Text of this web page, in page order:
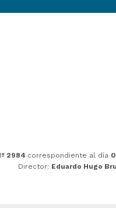
2984 correspondiente al día
Director: Eduardo Hugo